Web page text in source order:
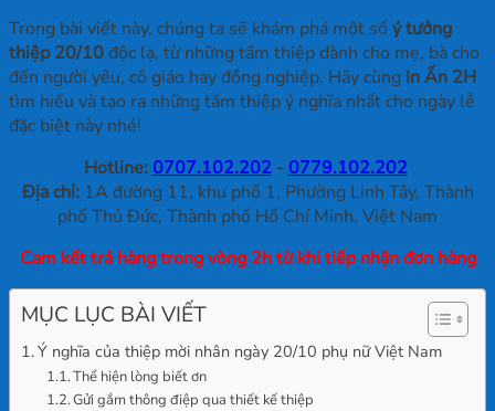
Trong bài viết này, chúng ta sẽ khám phá một sốý tưởng
thiệp 20/10độc lạ, từ những tấm thiệp dành cho mẹ, bà cho
đến người yêu, cô giáo hay đồng nghiệp. Hãy cùng In Ấn 2H
tìm hiểu và tạo ra những tấm thiệp ý nghĩa nhất cho ngày lễ
đặc biệt này nhé!
Hotline: 0707.102.202- 0779.102.202
Địa chỉ:1A đường 11, khu phố 1, Phường Linh Tây, Thành
phố Thủ Đức, Thành phố Hồ Chí Minh, Việt Nam
Cam kết trả hàng trong vòng 2h từ khi tiếp nhận đơn hàng
MỤC LỤC BÀI VIẾT
Ý nghĩa của thiệp mời nhân ngày 20/10 phụ nữ Việt Nam
Thể hiện lòng biết ơn
Gửi gắm thông điệp qua thiết kế thiệp